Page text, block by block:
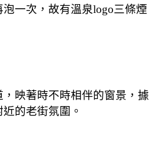
一次，故有溫泉logo三條煙
映著時不時相伴的窗景，據
的老街氛圍。